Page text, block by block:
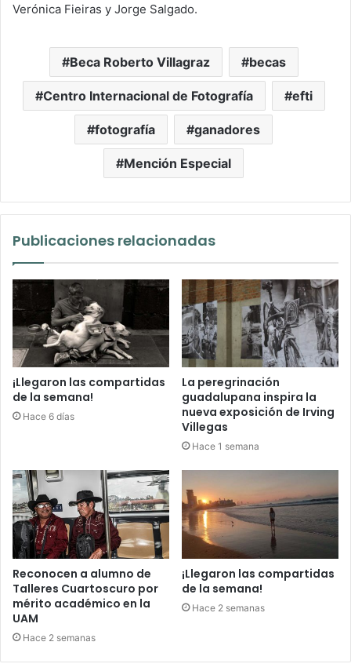
Verónica Fieiras y Jorge Salgado.
Beca Roberto Villagraz becas
Centro Internacional de Fotografía efti
fotografía ganadores
Mención Especial
Publicaciones relacionadas
¡Llegaron las compartidas
de la semana!
Hace 6 días
La peregrinación
guadalupana inspira la
nueva exposición de Irving
Villegas
Hace 1 semana
Reconocen a alumno de
Talleres Cuartoscuro por
mérito académico en la
UAM
Hace 2 semanas
¡Llegaron las compartidas
de la semana!
Hace 2 semanas